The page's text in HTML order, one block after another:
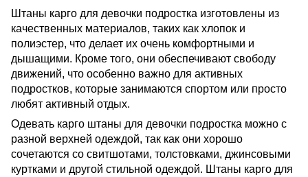
Штаны карго для девочки подростка изготовлены из
качественных материалов, таких как хлопок и
полиэстер, что делает их очень комфортными и
дышащими. Кроме того, они обеспечивают свободу
движений, что особенно важно для активных
подростков, которые занимаются спортом или просто
любят активный отдых.
Одевать карго штаны для девочки подростка можно с
разной верхней одеждой, так как они хорошо
сочетаются со свитшотами, толстовками, джинсовыми
куртками и другой стильной одеждой. Штаны карго для